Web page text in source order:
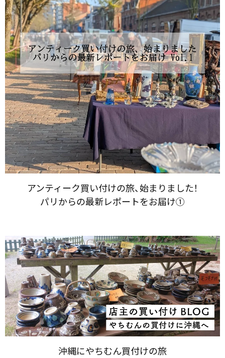
アンティーク買い付けの​旅、​始まりました！​
パリからの​最新レポートを​お届け①
沖縄に​やちむん買付けの​旅